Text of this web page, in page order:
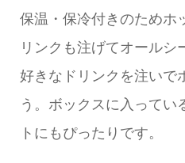
保温・保冷付きのためホ
リンクも注げてオール
好きなドリンクを注いで
う。ボックスに入ってい
トにもぴったりです。